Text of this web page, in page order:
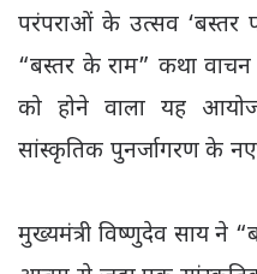
परंपराओं के उत्सव ‘बस्तर
“बस्तर के राम” कथा
को होने वाला यह
सांस्कृतिक पुनर्जागरण के
मुख्यमंत्री विष्णुदेव साय ने